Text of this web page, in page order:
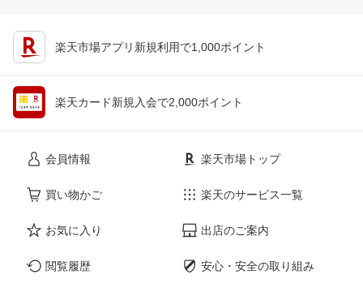
楽天市場アプリ新規利用で1,000ポイント
楽天カード新規入会で2,000ポイント
会員情報
買い物かご
お気に入り
閲覧履歴
楽天市場トップ
楽天のサービス一覧
出店のご案内
安心・安全の取り組み